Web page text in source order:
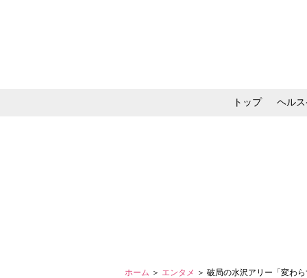
トップ ヘル
ホーム ＞ エンタメ ＞ 破局の水沢アリー「変わ